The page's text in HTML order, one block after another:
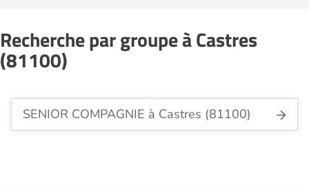
Recherche par groupe à Castres
(81100)
SENIOR COMPAGNIE à Castres (81100)